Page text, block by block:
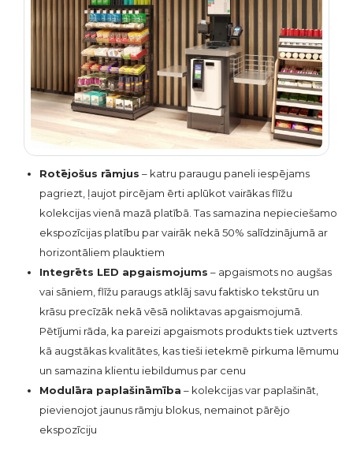
Rotējošus rāmjus – katru paraugu paneli iespējams
pagriezt, ļaujot pircējam ērti aplūkot vairākas flīžu
kolekcijas vienā mazā platībā. Tas samazina nepieciešamo
ekspozīcijas platību par vairāk nekā 50% salīdzinājumā ar
horizontāliem plauktiem
Integrēts LED apgaismojums – apgaismots no augšas
vai sāniem, flīžu paraugs atklāj savu faktisko tekstūru un
krāsu precīzāk nekā vēsā noliktavas apgaismojumā.
Pētījumi rāda, ka pareizi apgaismots produkts tiek uztverts
kā augstākas kvalitātes, kas tieši ietekmē pirkuma lēmumu
un samazina klientu iebildumus par cenu
Modulāra paplašināmība – kolekcijas var paplašināt,
pievienojot jaunus rāmju blokus, nemainot pārējo
ekspozīciju